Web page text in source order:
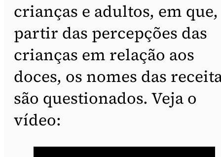
crianças e adultos, em que,
partir das percepções das
crianças em relação aos
doces, os nomes das
são questionados. Veja o
vídeo: